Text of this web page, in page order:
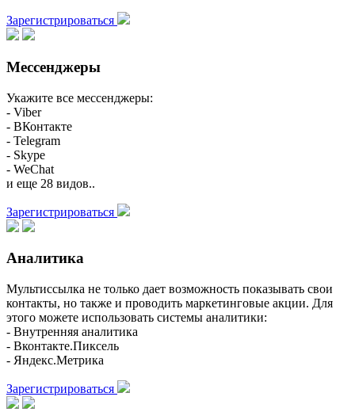
Зарегистрироваться
Мессенджеры
Укажите все мессенджеры:
- Viber
- ВКонтакте
- Telegram
- Skype
- WeChat
и еще 28 видов..
Зарегистрироваться
Аналитика
Мультиссылка не только дает возможность показывать свои
контакты, но также и проводить маркетинговые акции. Для
этого можете использовать системы аналитики:
- Внутренняя аналитика
- Вконтакте.Пиксель
- Яндекс.Метрика
Зарегистрироваться